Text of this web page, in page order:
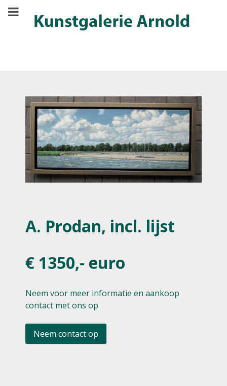
A. Prodan, incl. lijst
€ 1350,- euro
Neem voor meer informatie en aankoop
contact met ons op
Neem contact op